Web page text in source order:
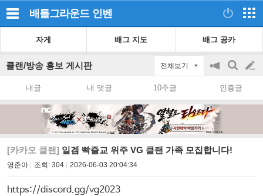
배틀그라운드 인벤
자게 배그 지도 배그 공카
클랜/방송 홍보 게시판 전체보기
공
on/off
검
색
글
쓰
내글 내 댓글 10추글 인증글
[카카오 클랜] 일겜 빡즐교 위주 VG 클랜 가족 모집합니다!
영춘아 조회: 304 2026-06-03 20:04:34
https://discord.gg/vg2023